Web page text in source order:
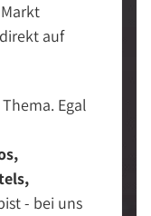
auf
Egal
- bei uns